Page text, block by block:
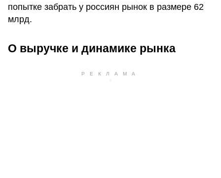
попытке забрать у россиян рынок в размере 62
млрд.
О выручке и динамике рынка